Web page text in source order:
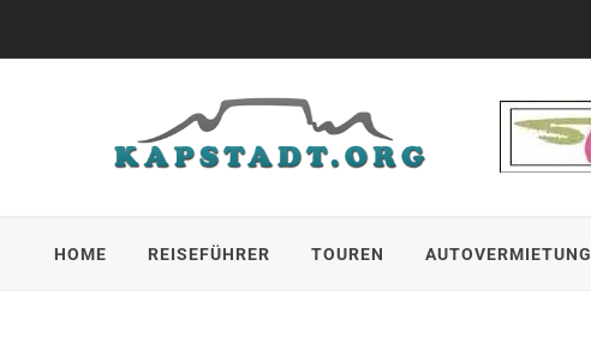
HOME REISEFÜHRER TOUREN AUTOVERMIETUNG